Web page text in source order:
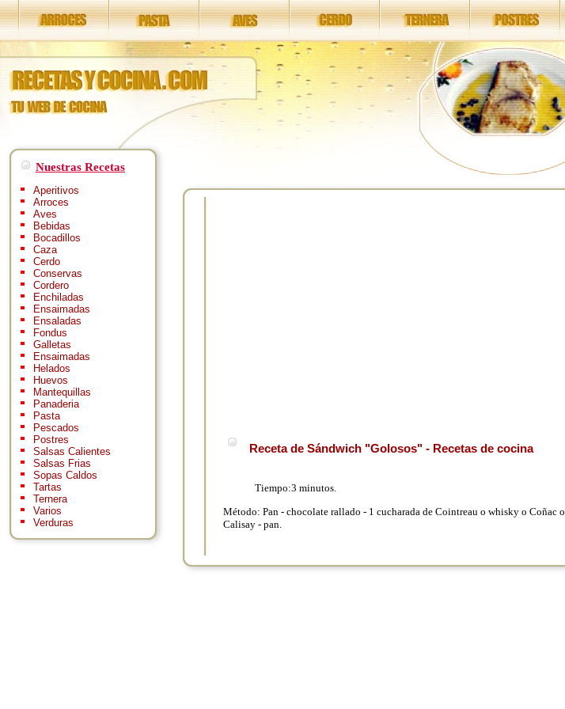
Nuestras Recetas
Aperitivos
Arroces
Aves
Bebidas
Bocadillos
Caza
Cerdo
Conservas
Cordero
Enchiladas
Ensaimadas
Ensaladas
Fondus
Galletas
Ensaimadas
Helados
Huevos
Mantequillas
Panaderia
Pasta
Pescados
Postres
Salsas Calientes
Salsas Frias
Sopas Caldos
Tartas
Ternera
Varios
Verduras
Receta de Sándwich "Golosos" - Recetas de cocina
Tiempo:3 minutos.
Método: Pan - chocolate rallado - 1 cucharada de Cointreau o whisky o Coñac o
Calisay - pan.